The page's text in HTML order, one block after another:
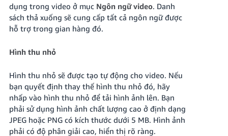
dụng trong video ở mục Ngôn ngữ video. Danh
sách thả xuống sẽ cung cấp tất cả ngôn ngữ được
hỗ trợ trong gian hàng đó.
Hình thu nhỏ
Hình thu nhỏ sẽ được tạo tự động cho video. Nếu
bạn quyết định thay thế hình thu nhỏ đó, hãy
nhấp vào hình thu nhỏ để tải hình ảnh lên. Bạn
phải sử dụng hình ảnh chất lượng cao ở định dạng
JPEG hoặc PNG có kích thước dưới 5 MB. Hình ảnh
phải có độ phân giải cao, hiển thị rõ ràng.